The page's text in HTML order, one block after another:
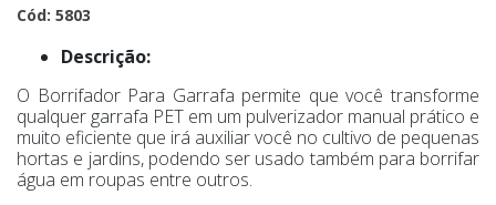
Cód: 5803
Descrição:
O Borrifador Para Garrafa permite que você transforme
qualquer garrafa PET em um pulverizador manual prático e
muito eficiente que irá auxiliar você no cultivo de pequenas
hortas e jardins, podendo ser usado também para borrifar
água em roupas entre outros.